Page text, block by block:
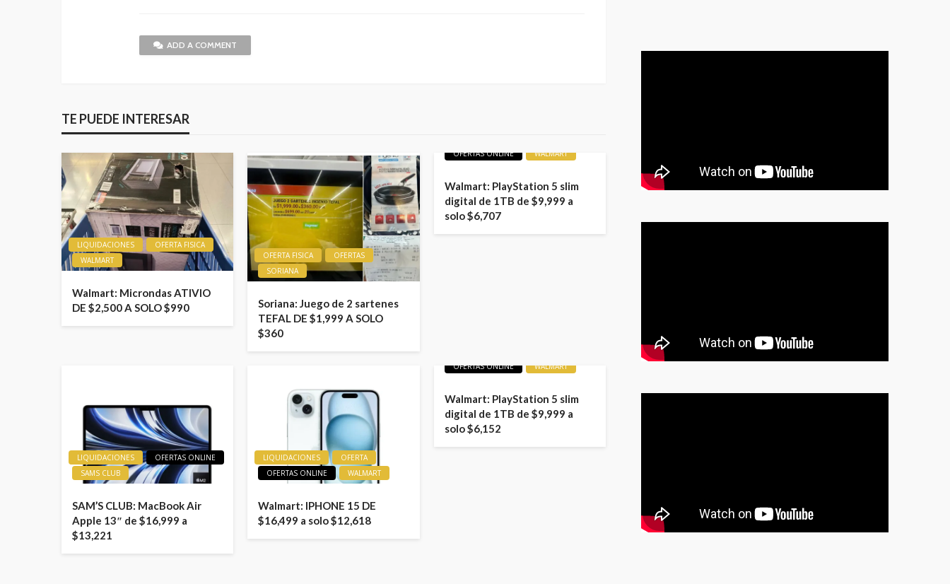
ADD A COMMENT
TE PUEDE INTERESAR
LIQUIDACIONES
OFERTA FISICA
WALMART
Walmart: Microndas ATIVIO
DE $2,500 A SOLO $990
OFERTA FISICA
OFERTAS
SORIANA
Soriana: Juego de 2 sartenes
TEFAL DE $1,999 A SOLO
$360
OFERTAS ONLINE
WALMART
Walmart: PlayStation 5 slim
digital de 1TB de $9,999 a
solo $6,707
LIQUIDACIONES
OFERTAS ONLINE
SAMS CLUB
SAM’S CLUB: MacBook Air
Apple 13″ de $16,999 a
$13,221
LIQUIDACIONES
OFERTA
OFERTAS ONLINE
WALMART
Walmart: IPHONE 15 DE
$16,499 a solo $12,618
OFERTAS ONLINE
WALMART
Walmart: PlayStation 5 slim
digital de 1TB de $9,999 a
solo $6,152